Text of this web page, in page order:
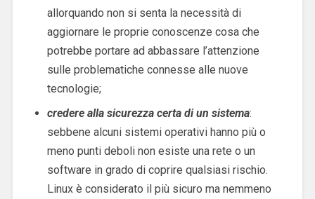
allorquando non si senta la necessità di
aggiornare le proprie conoscenze cosa che
potrebbe portare ad abbassare l’attenzione
sulle problematiche connesse alle nuove
tecnologie;
credere alla sicurezza certa di un sistema:
sebbene alcuni sistemi operativi hanno più o
meno punti deboli non esiste una rete o un
software in grado di coprire qualsiasi rischio.
Linux è considerato il più sicuro ma nemmeno